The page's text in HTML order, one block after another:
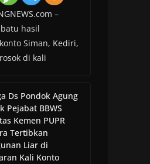
–
hasil
Siman, Kediri,
di kali
Ds Pondok Agung
Pejabat BBWS
Kemen PUPR
Tertibkan
Liar di
Kali Konto